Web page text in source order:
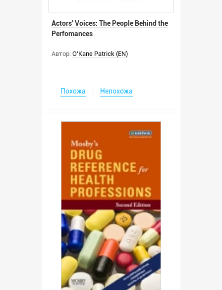
Actors' Voices: The People Behind the
Perfomances
Автор: O'Kane Patrick (EN)
Похожа Непохожа